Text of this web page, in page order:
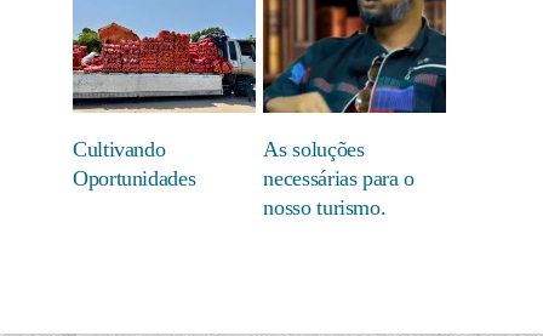
Cultivando
Oportunidades
As soluções
necessárias para o
nosso turismo.